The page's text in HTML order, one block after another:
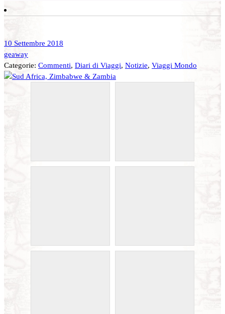
10 Settembre 2018
geaway
Categorie: Commenti, Diari di Viaggi, Notizie, Viaggi Mondo